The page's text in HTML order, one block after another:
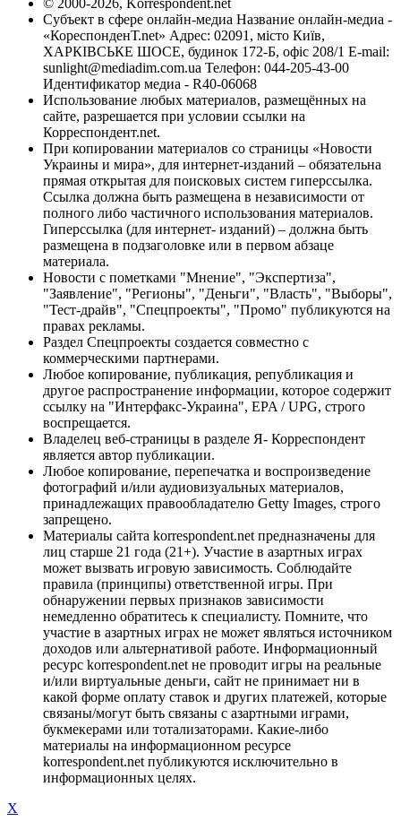
Субъект в сфере онлайн-медиа Название онлайн-медиа -
«КореспонденТ.net» Адрес: 02091, місто Київ,
ХАРКІВСЬКЕ ШОСЕ, будинок 172-Б, офіс 208/1 E-mail:
sunlight@mediadim.com.ua Телефон: 044-205-43-00
Идентификатор медиа - R40-06068
Использование любых материалов, размещённых на
сайте, разрешается при условии ссылки на
Корреспондент.net.
При копировании материалов со страницы «Новости
Украины и мира», для интернет-изданий – обязательна
прямая открытая для поисковых систем гиперссылка.
Ссылка должна быть размещена в независимости от
полного либо частичного использования материалов.
Гиперссылка (для интернет- изданий) – должна быть
размещена в подзаголовке или в первом абзаце
материала.
Новости с пометками "Мнение", "Экспертиза",
"Заявление", "Регионы", "Деньги", "Власть", "Выборы",
"Тест-драйв", "Спецпроекты", "Промо" публикуются на
правах рекламы.
Раздел Спецпроекты создается совместно с
коммерческими партнерами.
Любое копирование, публикация, републикация и
другое распространение информации, которое содержит
ссылку на "Интерфакс-Украина", EPA / UPG, строго
воспрещается.
Владелец веб-страницы в разделе Я- Корреспондент
является автор публикации.
Любое копирование, перепечатка и воспроизведение
фотографий и/или аудиовизуальных материалов,
принадлежащих правообладателю Getty Images, строго
запрещено.
Материалы сайта korrespondent.net предназначены для
лиц старше 21 года (21+). Участие в азартных играх
может вызвать игровую зависимость. Соблюдайте
правила (принципы) ответственной игры. При
обнаружении первых признаков зависимости
немедленно обратитесь к специалисту. Помните, что
участие в азартных играх не может являться источником
доходов или альтернативой работе. Информационный
ресурс korrespondent.net не проводит игры на реальные
и/или виртуальные деньги, сайт не принимает ни в
какой форме оплату ставок и других платежей, которые
связаны/могут быть связаны с азартными играми,
букмекерами или тотализаторами. Какие-либо
материалы на информационном ресурсе
korrespondent.net публикуются исключительно в
информационных целях.
X